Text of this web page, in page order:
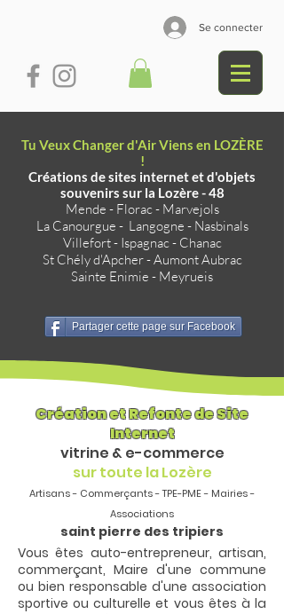
Se connecter
Tu Veux Changer d'Air Viens en LOZÈRE
!
Créations de sites internet et d'objets
souvenirs sur la Lozère - 48
Mende - Florac- Marvejols
La Canourgue - Langogne - Nasbinals
Villefort- Ispagnac- Chanac
St Chély d'Apcher-Aumont Aubrac
Sainte Enimie - Meyrueis
Partager cette page sur Facebook
Création et Refonte de Site
Internet
vitrine & e-commerce
sur toute la Lozère
Artisans - Commerçants - TPE-PME - Mairies -
Associations
saint pierre des tripiers
Vous êtes auto-entrepreneur, artisan,
commerçant, Maire d'une commune
ou bien responsable d'une association
sportive ou culturelle et vous êtes à la